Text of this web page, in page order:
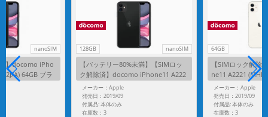
nanoSIM
】docomo iPho
A) 64GB ブラ
128GB nanoSIM
【バッテリー80%未満】【SIMロッ
ク解除済】docomo iPhone11 A222
1 (MWM02J/A) 128GB ブラック
メーカー：Apple
発売日：2019/09
付属品: 本体のみ
在庫数：3
64GB
【SIMロック解
ne11 A2221
イト
メーカー：Apple
発売日：2019/09
付属品: 本体のみ
在庫数：3